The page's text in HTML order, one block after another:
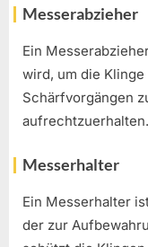
Messerabzieher
Ein
wird, um die
Schärfvorgängen
aufrechtzuerhalten.
Messerhalter
Ein Messerhalter
der zur